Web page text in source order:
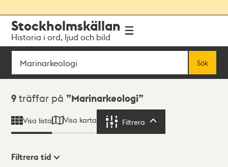
navigationen
huvudinnehållet
Stockholmskällan
Historia i ord, ljud och bild
Sök
Sök
Sökresultat
9 träffar på Marinarkeologi
Visa lista Visa karta Filtrera
Filtrera tid